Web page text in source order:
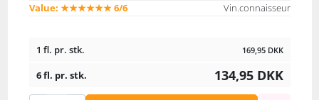
Value: ★★★★★★ 6/6
Vin.connaisseur
1 fl. pr. stk. 169,95 DKK
6 fl. pr. stk. 134,95 DKK